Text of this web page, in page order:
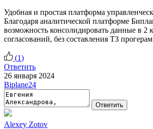
Удобная и простая платформа
Благодаря аналитической платформе
возможность консолидировать данные в 2
согласований, без составления ТЗ
(1)
Ответить
26 января 2024
Biplane24
Ответить
Alexey Zotov